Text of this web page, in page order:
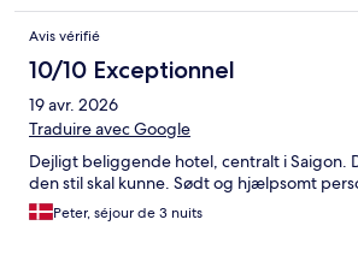
Avis vérifié
10/10 Exceptionnel
19 avr. 2026
Traduire avec Google
Dejligt beliggende hotel, centralt i Saigon.
den stil skal kunne. Sødt og hjælpsomt
Peter, séjour de 3 nuits